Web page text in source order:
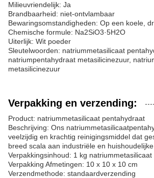
Milieuvriendelijk: Ja
Brandbaarheid: niet-ontvlambaar
Bewaringsomstandigheden: Op een koele,
Chemische formule: Na2SiO3·5H2O
Uiterlijk: Wit poeder
Sleutelwoorden: natriummetasilicaat
natriumpentahydraat metasilicinezuur,
metasilicinezuur
Verpakking en verzending:
Product: natriummetasilicaat pentahydraat
Beschrijving: Ons
veelzijdig en krachtig reinigingsmiddel dat
breed scala aan industriële en
Verpakkingsinhoud: 1 kg
Verpakking Afmetingen: 10 x 10 x 10 cm
Verzendmethode: standaardverzending